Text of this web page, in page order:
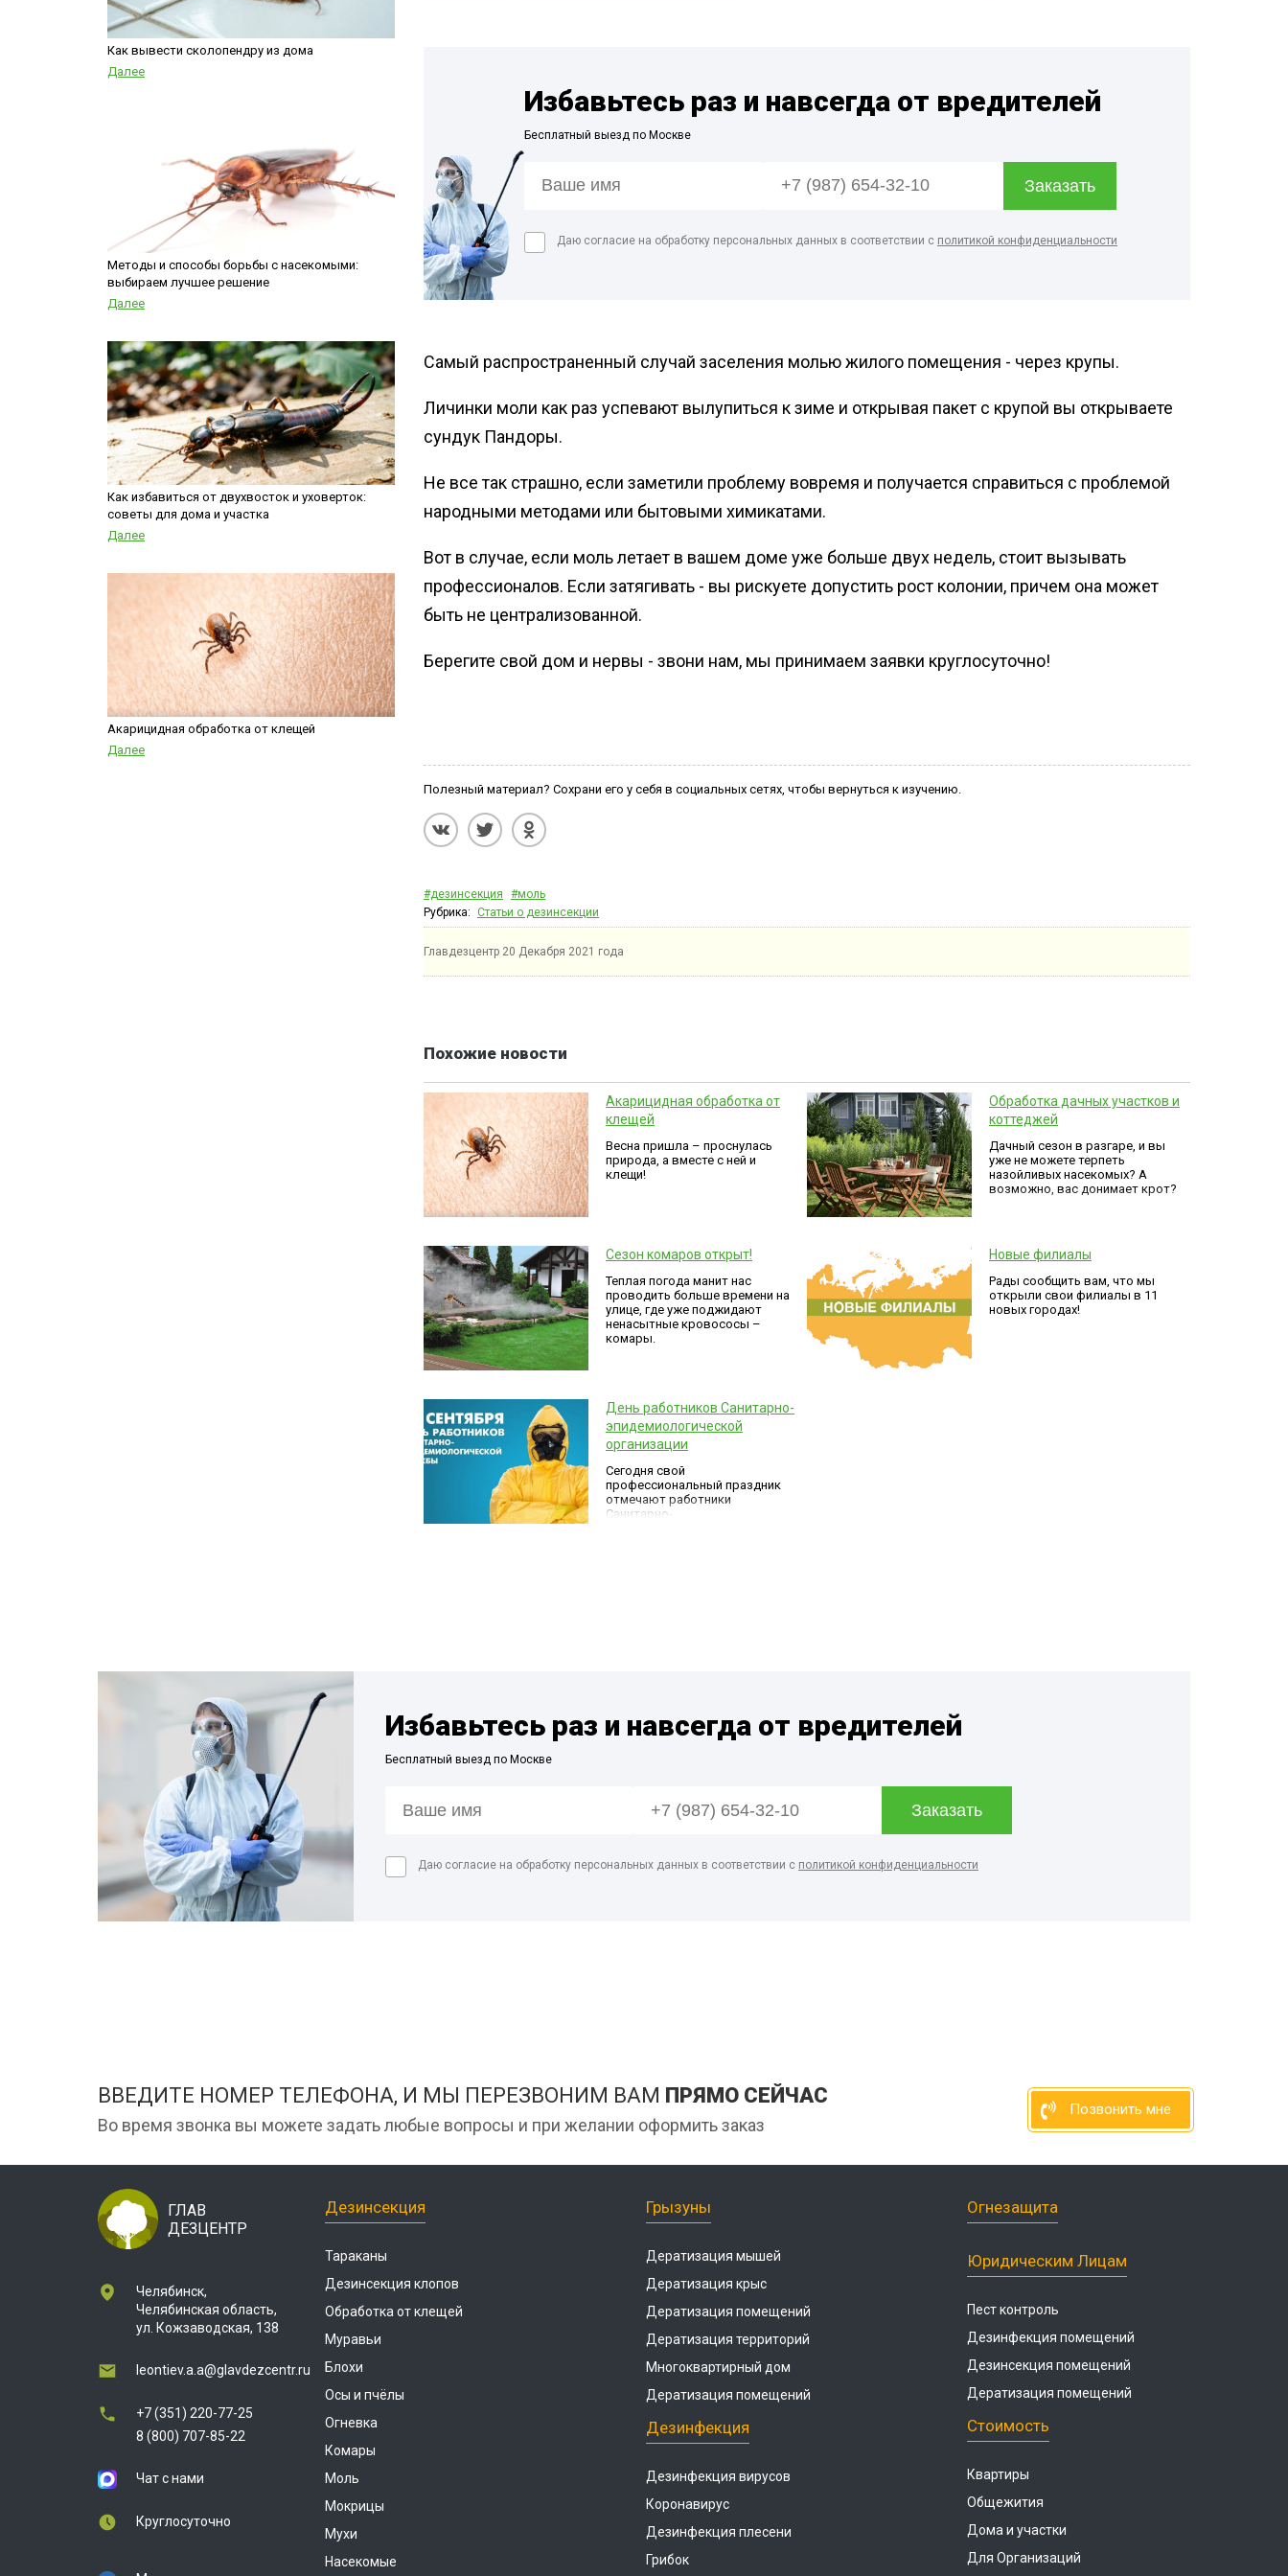
Шершни
Медведка
Дезинсекция помещений
Чешуйницы
Многоквартирный дом
Вши
Обработка кондитерского
Дезинфекция
Как вывести сколопендру из дома
Далее
Методы и способы борьбы с насекомыми:
выбираем лучшее решение
Далее
Как избавиться от двухвосток и уховерток:
советы для дома и участка
Далее
Акарицидная обработка от клещей
Далее
Избавьтесь раз и навсегда от вредителей
Бесплатный выезд по Москве
Даю согласие на обработку персональных данных в соответствии с политикой конфиденциальности
Самый распространенный случай заселения молью жилого помещения - через крупы.
Личинки моли как раз успевают вылупиться к зиме и открывая пакет с крупой вы открываете
сундук Пандоры.
Не все так страшно, если заметили проблему вовремя и получается справиться с проблемой
народными методами или бытовыми химикатами.
Вот в случае, если моль летает в вашем доме уже больше двух недель, стоит вызывать
профессионалов. Если затягивать - вы рискуете допустить рост колонии, причем она может
быть не централизованной.
Берегите свой дом и нервы - звони нам, мы принимаем заявки круглосуточно!
Полезный материал? Сохрани его у себя в социальных сетях, чтобы вернуться к изучению.
#дезинсекция
#моль
Рубрика: Статьи о дезинсекции
Главдезцентр 20 Декабря 2021 года
Похожие новости
Акарицидная обработка от
клещей
Весна пришла – проснулась
природа, а вместе с ней и
клещи!
Обработка дачных участков и
коттеджей
Дачный сезон в разгаре, и вы
уже не можете терпеть
назойливых насекомых? А
возможно, вас донимает крот?
Сезон комаров открыт!
Теплая погода манит нас
проводить больше времени на
улице, где уже поджидают
ненасытные кровососы –
комары.
Новые филиалы
Рады сообщить вам, что мы
открыли свои филиалы в 11
новых городах!
День работников Санитарно-
эпидемиологической
организации
Сегодня свой
профессиональный праздник
отмечают работники
Санитарно-
Избавьтесь раз и навсегда от вредителей
Бесплатный выезд по Москве
Даю согласие на обработку персональных данных в соответствии с политикой конфиденциальности
ВВЕДИТЕ НОМЕР ТЕЛЕФОНА, И МЫ ПЕРЕЗВОНИМ ВАМ ПРЯМО СЕЙЧАС
Во время звонка вы можете задать любые вопросы и при желании оформить заказ
Позвонить мне
ГЛАВ
ДЕЗЦЕНТР
Челябинск,
Челябинская область,
ул. Кожзаводская, 138
leontiev.a.a@glavdezcentr.ru
+7 (351) 220-77-25
8 (800) 707-85-22
Чат с нами
Круглосуточно
Дезинсекция
Тараканы
Дезинсекция клопов
Обработка от клещей
Муравьи
Блохи
Осы и пчёлы
Огневка
Комары
Моль
Мокрицы
Мухи
Насекомые
Грызуны
Дератизация мышей
Дератизация крыс
Дератизация помещений
Дератизация территорий
Многоквартирный дом
Дератизация помещений
Дезинфекция
Дезинфекция вирусов
Коронавирус
Дезинфекция плесени
Грибок
Огнезащита
Юридическим Лицам
Пест контроль
Дезинфекция помещений
Дезинсекция помещений
Дератизация помещений
Стоимость
Квартиры
Общежития
Дома и участки
Для Организаций